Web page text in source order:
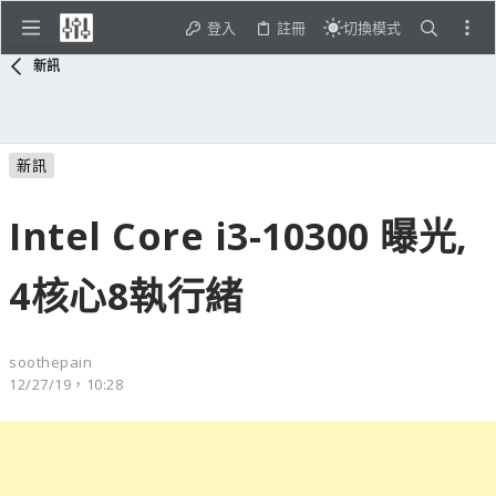
登入 註冊 切換模式
新訊
新訊
Intel Core i3-10300 曝光,
4核心8執行緒
soothepain
12/27/19，10:28